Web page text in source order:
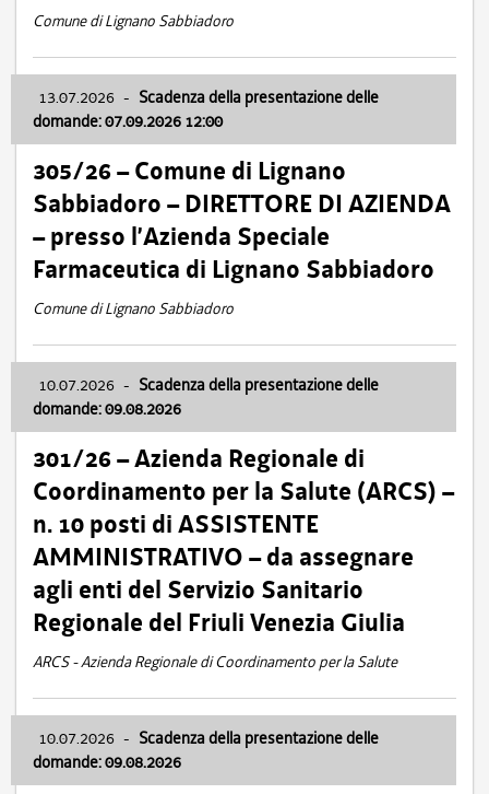
Comune di Lignano Sabbiadoro
13.07.2026 - Scadenza della presentazione delle
domande: 07.09.2026 12:00
305/26 – Comune di Lignano
Sabbiadoro – DIRETTORE DI AZIENDA
– presso l’Azienda Speciale
Farmaceutica di Lignano Sabbiadoro
Comune di Lignano Sabbiadoro
10.07.2026 - Scadenza della presentazione delle
domande: 09.08.2026
301/26 – Azienda Regionale di
Coordinamento per la Salute (ARCS) –
n. 10 posti di ASSISTENTE
AMMINISTRATIVO – da assegnare
agli enti del Servizio Sanitario
Regionale del Friuli Venezia Giulia
ARCS - Azienda Regionale di Coordinamento per la Salute
10.07.2026 - Scadenza della presentazione delle
domande: 09.08.2026